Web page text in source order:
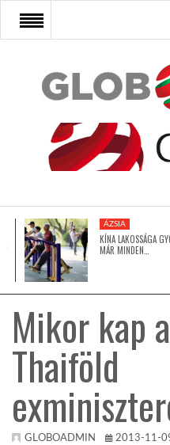
FŐOLDAL
AFRIKA
ÁZSIA
LATIN-AMERIKA
AUSZTRÁLIA
ÁZSIA
KÍNA LAKOSSÁGA
MÁR MINDEN…
Mikor kap
Thaiföld
GLOBOADMIN 2013-11-